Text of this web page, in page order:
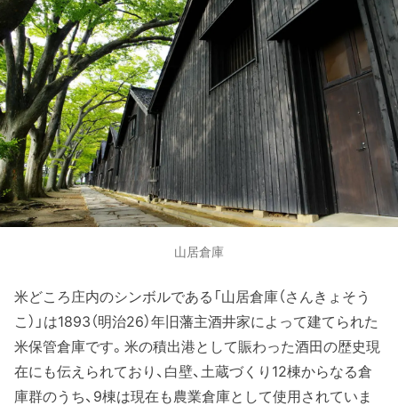
山居倉庫
米どころ庄内のシンボルである「山居倉庫（さんきょそう
こ）」は1893（明治26）年旧藩主酒井家によって建てられた
米保管倉庫です。米の積出港として賑わった酒田の歴史現
在にも伝えられており、白壁、土蔵づくり12棟からなる倉
庫群のうち、9棟は現在も農業倉庫として使用されていま